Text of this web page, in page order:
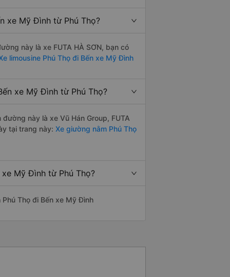
xe Mỹ Đình từ Phú Thọ?
này là xe FUTA HÀ SƠN, bạn có
limousine Phú Thọ đi Bến xe Mỹ Đình
xe Mỹ Đình từ Phú Thọ?
này là xe Vũ Hán Group, FUTA
tại trang này: Xe giường nằm Phú Thọ
Mỹ Đình từ Phú Thọ?
Thọ đi Bến xe Mỹ Đình